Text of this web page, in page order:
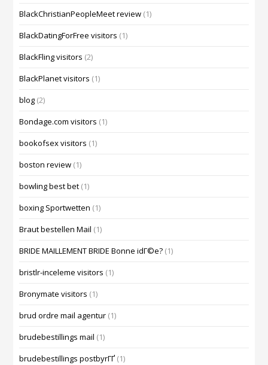
BlackChristianPeopleMeet review (1)
BlackDatingForFree visitors (1)
BlackFling visitors (2)
BlackPlanet visitors (1)
blog (2)
Bondage.com visitors (1)
bookofsex visitors (1)
boston review (1)
bowling best bet (1)
boxing Sportwetten (1)
Braut bestellen Mail (1)
BRIDE MAILLEMENT BRIDE Bonne idГ©e? (1)
bristlr-inceleme visitors (1)
Bronymate visitors (1)
brud ordre mail agentur (1)
brudebestillings mail (1)
brudebestillings postbyrГҐ (1)